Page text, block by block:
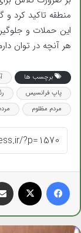
منطقه تاکید کرد
این حملات و
هر آنچه در توان
برچسب ها
پاپ فرانسیس
مردم مظلوم